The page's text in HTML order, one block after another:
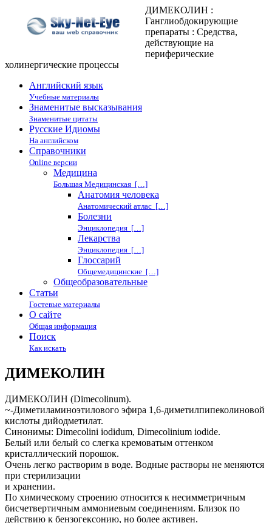
ДИМЕКОЛИН :
Ганглиобдокирующие
препараты : Средства,
действующие на
периферические
холинергические процессы
Английский язык
Учебные материалы
Знаменитые высказывания
Знаменитые цитаты
Русские Идиомы
На английском
Справочники
Online версии
Медицина
Большая Медицинская […]
Анатомия человека
Анатомический атлас […]
Болезни
Энциклопедия […]
Лекарства
Энциклопедия […]
Глоссарий
Общемедицинские […]
Общеобразовательные
Статьи
Гостевые материалы
О сайте
Общая информация
Поиск
Как искать
ДИМЕКОЛИН
ДИМЕКОЛИН (Dimecolinum).
~-Диметиламиноэтилового эфира 1,6-диметилпипеколиновой
кислоты дийодметилат.
Синонимы: Dimесоlini iodidum, Dimeсоlinium iodide.
Белый или белый со слегка кремоватым оттенком
кристаллический порошок.
Очень легко растворим в воде. Водные растворы не меняются
при стерилизации
и хранении.
По химическому строению относится к несимметричным
бисчетвертичным аммониевым соединениям. Близок по
действию к бензогексонию, но более активен.